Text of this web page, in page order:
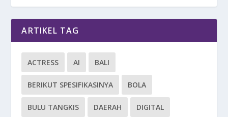
ARTIKEL TAG
ACTRESS AI BALI
BERIKUT SPESIFIKASINYA BOLA
BULU TANGKIS DAERAH DIGITAL